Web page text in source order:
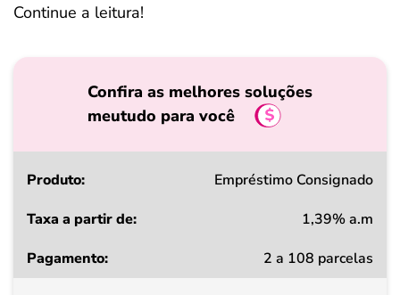
Continue a leitura!
Confira as melhores soluções
meutudo para você
Produto
a
Empréstimo Consignado
1,39% a.m
2 a 108 parcelas